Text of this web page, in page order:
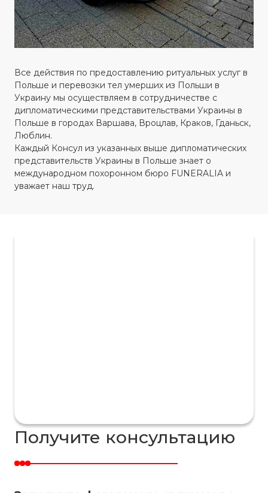
Все действия по предоставлению ритуальных услуг в
Польше и перевозки тел умерших из Польши в
Украину мы осуществляем в сотрудничестве с
дипломатическими представительствами Украины в
Польше в городах Варшава, Вроцлав, Краков, Гданьск,
Люблин.
Каждый Консул из указанных выше дипломатических
представительств Украины в Польше знает о
международном похоронном бюро FUNERALIA и
уважает наш труд.
Получите консультацию